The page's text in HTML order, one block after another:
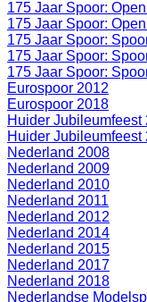
175 Jaar Spoor:
175 Jaar Spoor:
175 Jaar Spoor:
175 Jaar Spoor:
175 Jaar Spoor:
Eurospoor 2012
Eurospoor 2018
Huider Jubileumfeest
Huider Jubileumfeest
Nederland 2008
Nederland 2009
Nederland 2010
Nederland 2011
Nederland 2012
Nederland 2014
Nederland 2015
Nederland 2017
Nederland 2018
Nederlandse